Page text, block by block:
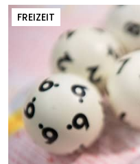
FREIZEIT